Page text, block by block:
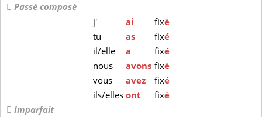
Passé composé
j'
ai fixé
tu
as fixé
il/elle
a fixé
nous
avons fixé
vous
avez fixé
ils/elles ont fixé
Imparfait